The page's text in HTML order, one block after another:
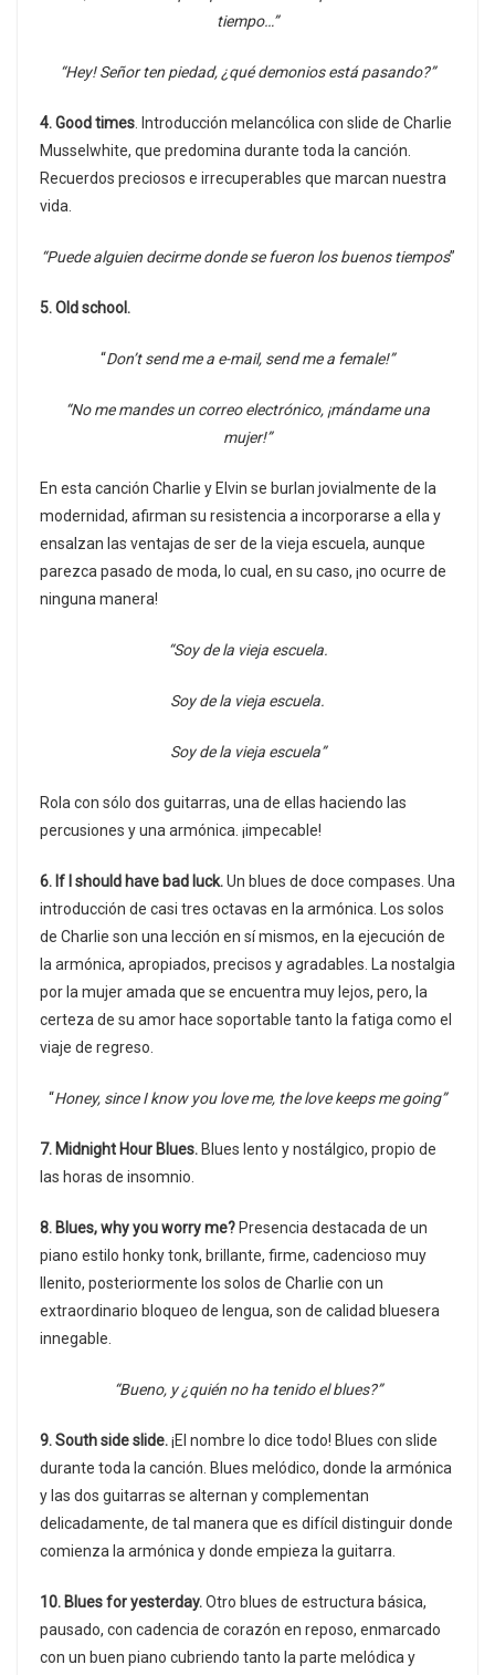
tiempo…”
“Hey! Señor ten piedad, ¿qué demonios está pasando?”
4. Good times . Introducción melancólica con slide de Charlie
Musselwhite, que predomina durante toda la canción.
Recuerdos preciosos e irrecuperables que marcan nuestra
vida.
“Puede alguien decirme donde se fueron los buenos tiempos”
5. Old school.
“Don’t send me a e-mail, send me a female!”
“No me mandes un correo electrónico, ¡mándame una
mujer!”
En esta canción Charlie y Elvin se burlan jovialmente de la
modernidad, afirman su resistencia a incorporarse a ella y
ensalzan las ventajas de ser de la vieja escuela, aunque
parezca pasado de moda, lo cual, en su caso, ¡no ocurre de
ninguna manera!
“Soy de la vieja escuela.
Soy de la vieja escuela.
Soy de la vieja escuela”
Rola con sólo dos guitarras, una de ellas haciendo las
percusiones y una armónica. ¡impecable!
6. If I should have bad luck.Un blues de doce compases. Una
introducción de casi tres octavas en la armónica. Los solos
de Charlie son una lección en sí mismos, en la ejecución de
la armónica, apropiados, precisos y agradables. La nostalgia
por la mujer amada que se encuentra muy lejos, pero, la
certeza de su amor hace soportable tanto la fatiga como el
viaje de regreso.
“Honey, since I know you love me, the love keeps me going”
7. Midnight Hour Blues. Blues lento y nostálgico, propio de
las horas de insomnio.
8. Blues, why you worry me? Presencia destacada de un
piano estilo honky tonk, brillante, firme, cadencioso muy
llenito, posteriormente los solos de Charlie con un
extraordinario bloqueo de lengua, son de calidad bluesera
innegable.
“Bueno, y ¿quién no ha tenido el blues?”
9. South side slide.¡El nombre lo dice todo! Blues con slide
durante toda la canción. Blues melódico, donde la armónica
y las dos guitarras se alternan y complementan
delicadamente, de tal manera que es difícil distinguir donde
comienza la armónica y donde empieza la guitarra.
10. Blues for yesterday.Otro blues de estructura básica,
pausado, con cadencia de corazón en reposo, enmarcado
con un buen piano cubriendo tanto la parte melódica y